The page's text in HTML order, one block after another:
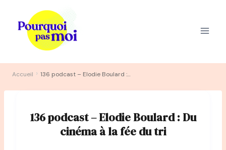
contenu
Accueil › 136 podcast – Elodie Boulard : Du cinéma à la fée du tri
136 podcast – Elodie Boulard : Du
cinéma à la fée du tri